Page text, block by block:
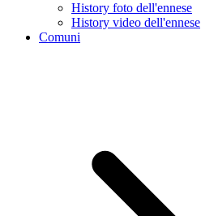
History foto dell'ennese
History video dell'ennese
Comuni